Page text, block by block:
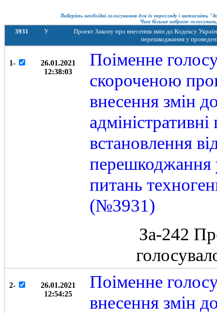
Виберіть необхідні голосування для їх перегляду і натисніть
Чим більше вибрано
3931 У
Проект Закону про внесення змін до Кодексу
перешкоджання у
1-
26.01.2021
12:38:03
Поіменне
скороченою
внесення змін
встановлення
перешкоджання
питань
(№3931)
За-242
2-
26.01.2021
12:54:25
Поіменне
внесення змін